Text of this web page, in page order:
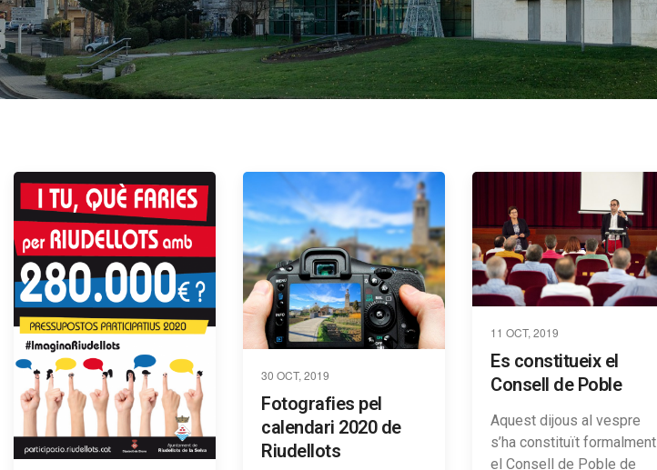
30 OCT, 2019
Fotografies pel
calendari 2020 de
Riudellots
11 OCT, 2019
Es constitueix el
Consell de Poble
Aquest dijous al vespre
s’ha constituït formalment
el Consell de Poble de